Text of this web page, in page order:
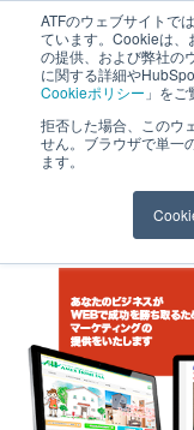
ATFのウェブサイトで
ています。Cookieは、
の提供、および弊社
に関する詳細や
Cookieポリシー 」をご
拒否した場合、このウ
せん。ブラウザで単一
ます。
長野県長野市・松本市ウ
ホーム